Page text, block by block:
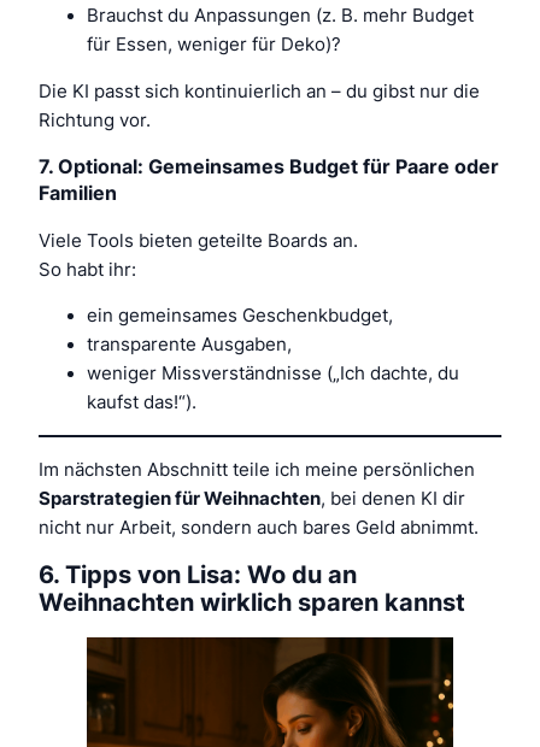
Brauchst du Anpassungen (z. B. mehr Budget
für Essen, weniger für Deko)?
Die KI passt sich kontinuierlich an – du gibst nur die
Richtung vor.
7. Optional: Gemeinsames Budget für Paare oder
Familien
Viele Tools bieten geteilte Boards an.
So habt ihr:
ein gemeinsames Geschenkbudget,
transparente Ausgaben,
weniger Missverständnisse („Ich dachte, du
kaufst das!“).
Im nächsten Abschnitt teile ich meine persönlichen
Sparstrategien für Weihnachten, bei denen KI dir
nicht nur Arbeit, sondern auch bares Geld abnimmt.
6. Tipps von Lisa: Wo du an
Weihnachten wirklich sparen kannst